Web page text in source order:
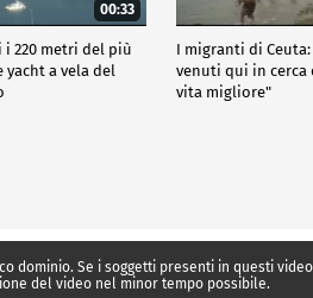
00:33
i 220 metri del più
yacht a vela del
I migranti di Ceuta:
venuti qui in cerca
vita migliore"
dominio. Se i soggetti presenti in questi
del video nel minor tempo possibile.